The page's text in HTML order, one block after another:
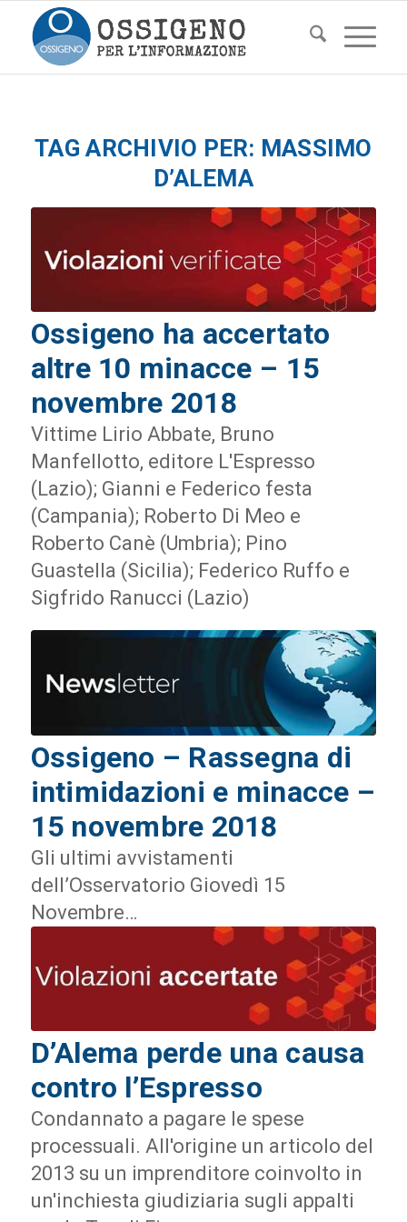
TAG ARCHIVIO PER: MASSIMO
D’ALEMA
Ossigeno ha accertato
altre 10 minacce – 15
novembre 2018
Vittime Lirio Abbate, Bruno
Manfellotto, editore L'Espresso
(Lazio); Gianni e Federico festa
(Campania); Roberto Di Meo e
Roberto Canè (Umbria); Pino
Guastella (Sicilia); Federico Ruffo e
Sigfrido Ranucci (Lazio)
Ossigeno – Rassegna di
intimidazioni e minacce –
15 novembre 2018
Gli ultimi avvistamenti
dell’Osservatorio Giovedì 15
Novembre…
D’Alema perde una causa
contro l’Espresso
Condannato a pagare le spese
processuali. All'origine un articolo del
2013 su un imprenditore coinvolto in
un'inchiesta giudiziaria sugli appalti